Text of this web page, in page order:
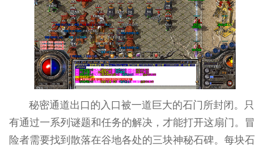
秘密通道出口的入口被一道巨大的石门所封闭。只
有通过一系列谜题和任务的解决，才能打开这扇门。冒
险者需要找到散落在谷地各处的三块神秘石碑。每块石